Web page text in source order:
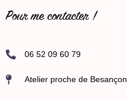
Pour me contacter !
06 52 09 60 79
Atelier proche de Besançon